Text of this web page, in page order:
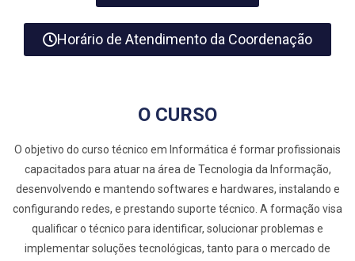
Horário de Atendimento da Coordenação
O CURSO
O objetivo do curso técnico em Informática é formar profissionais
capacitados para atuar na área de Tecnologia da Informação,
desenvolvendo e mantendo softwares e hardwares, instalando e
configurando redes, e prestando suporte técnico. A formação visa
qualificar o técnico para identificar, solucionar problemas e
implementar soluções tecnológicas, tanto para o mercado de